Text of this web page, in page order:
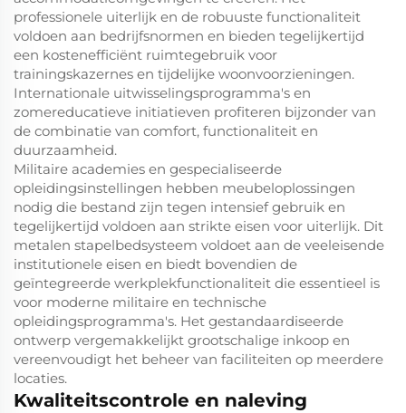
professionele uiterlijk en de robuuste functionaliteit
voldoen aan bedrijfsnormen en bieden tegelijkertijd
een kostenefficiënt ruimtegebruik voor
trainingskazernes en tijdelijke woonvoorzieningen.
Internationale uitwisselingsprogramma's en
zomereducatieve initiatieven profiteren bijzonder van
de combinatie van comfort, functionaliteit en
duurzaamheid.
Militaire academies en gespecialiseerde
opleidingsinstellingen hebben meubeloplossingen
nodig die bestand zijn tegen intensief gebruik en
tegelijkertijd voldoen aan strikte eisen voor uiterlijk. Dit
metalen stapelbedsysteem voldoet aan de veeleisende
institutionele eisen en biedt bovendien de
geïntegreerde werkplekfunctionaliteit die essentieel is
voor moderne militaire en technische
opleidingsprogramma's. Het gestandaardiseerde
ontwerp vergemakkelijkt grootschalige inkoop en
vereenvoudigt het beheer van faciliteiten op meerdere
locaties.
Kwaliteitscontrole en naleving